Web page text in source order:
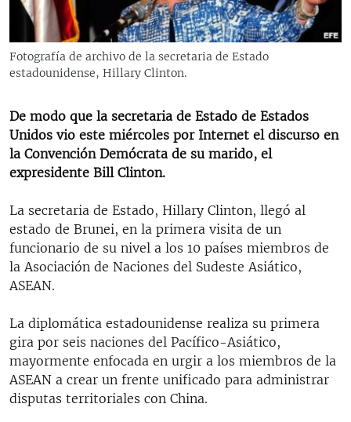
RADIO MARTÍ
ESPECIALES
ESPECIALES
SER VIEJO EN CUBA
KENTU-CUBANO
LOS SANTOS DE HIALEAH
DESINFORMACIÓN RUSA EN AMÉRICA LATINA
LA INVASIÓN DE RUSIA A UCRANIA
MULTIMEDIA
SÍGUENOS
Fotografía de archivo de la secretaria de Estado
estadounidense, Hillary Clinton.
De modo que la secretaria de Estado de Estados
Unidos vio este miércoles por Internet el discurso en
la Convención Demócrata de su marido, el
expresidente Bill Clinton.
La secretaria de Estado, Hillary Clinton, llegó al
estado de Brunei, en la primera visita de un
funcionario de su nivel a los 10 países miembros de
la Asociación de Naciones del Sudeste Asiático,
ASEAN.
La diplomática estadounidense realiza su primera
gira por seis naciones del Pacífico-Asiático,
mayormente enfocada en urgir a los miembros de la
ASEAN a crear un frente unificado para administrar
disputas territoriales con China.